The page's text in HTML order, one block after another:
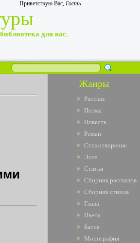
Приветствую Вас, Гость
для вас.
Жанры
Рассказ
Поэма
Повесть
Роман
Стихотворение
Эссе
Статья
Сборник рассказов
Сборник стихов
Глава
Пьеса
Басня
Монография